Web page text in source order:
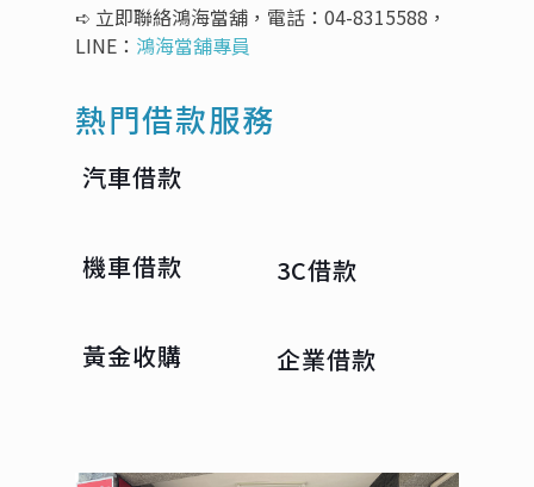
➪ 立即聯絡鴻海當舖，電話： 04-8315588 ，
LINE： 鴻海當舖專員
熱門借款服務
汽車借款
機車借款
黃金收購
3C借款
企業借款